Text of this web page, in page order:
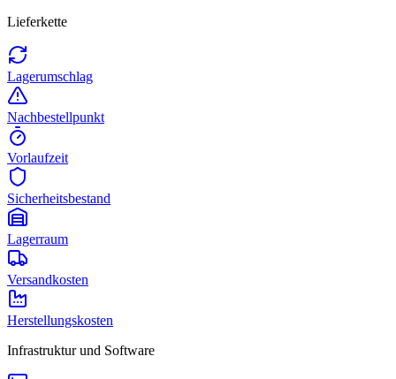
Lieferkette
Lagerumschlag
Nachbestellpunkt
Vorlaufzeit
Sicherheitsbestand
Lagerraum
Versandkosten
Herstellungskosten
Infrastruktur und Software